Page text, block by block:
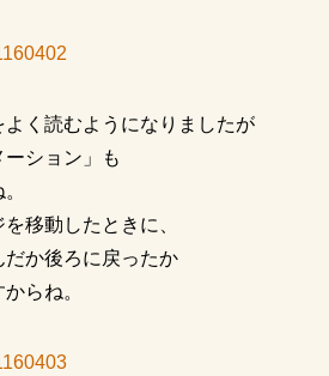
く読むようになりましたが
ション」も
移動したときに、
か後ろに戻ったか
らね。